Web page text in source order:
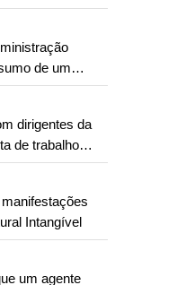
Macau em
de um
dirigentes da
de trabalho
Intangível
um agente